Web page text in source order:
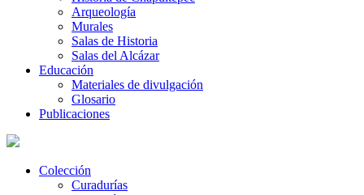
Arqueología
Murales
Salas de Historia
Salas del Alcázar
Educación
Materiales de divulgación
Glosario
Publicaciones
Colección
Curadurías